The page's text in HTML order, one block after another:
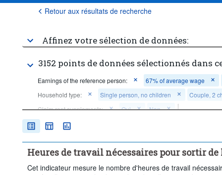
Retour aux résultats de recherche
Affinez votre sélection de données:
3152 points de données sélectionnés dans
Earnings of the reference person:
67% of average wage
Household type:
Single person, no children
Couple, 2
Claim rent supplements:
Oui
Non
Claim temporary into-work benefits when taking up work:
Supprimer tout
Heures de travail nécessaires pour sortir
Cet indicateur mesure le nombre d'heures de travail